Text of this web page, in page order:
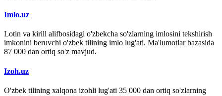
Imlo.uz
Lotin va kirill alifbosidagi o'zbekcha so'zlarning imlosini tekshirish
imkonini beruvchi o'zbek tilining imlo lug'ati. Ma'lumotlar bazasida
87 000 dan ortiq so'z mavjud.
Izoh.uz
O'zbek tilining xalqona izohli lug'ati 35 000 dan ortiq so'zlarning